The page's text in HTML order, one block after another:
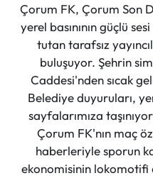
Çorum FK, Çorum Son
yerel basınının güçlü
tutan tarafsız
buluşuyor. Şehrin
Caddesi'nden sıcak
Belediye duyuruları,
sayfalarımıza
Çorum FK'nın maç
haberleriyle sporun
ekonomisinin lokomotifi